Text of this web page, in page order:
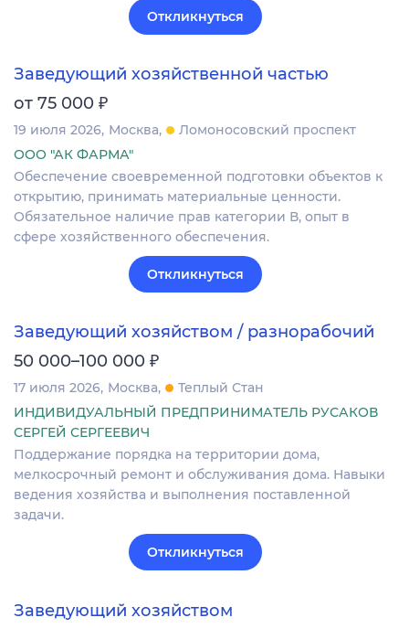
Откликнуться
Заведующий хозяйственной частью
от 75 000 ₽
19 июля 2026 Москва
Ломоносовский проспект
ООО "АК ФАРМА"
Обеспечение своевременной подготовки объектов к
открытию, принимать материальные ценности.
Обязательное наличие прав категории В, опыт в
сфере хозяйственного обеспечения.
Откликнуться
Заведующий хозяйством / разнорабочий
50 000–100 000 ₽
17 июля 2026 Москва
Теплый Стан
ИНДИВИДУАЛЬНЫЙ ПРЕДПРИНИМАТЕЛЬ РУСАКОВ
СЕРГЕЙ СЕРГЕЕВИЧ
Поддержание порядка на территории дома,
мелкосрочный ремонт и обслуживания дома. Навыки
ведения хозяйства и выполнения поставленной
задачи.
Откликнуться
Заведующий хозяйством